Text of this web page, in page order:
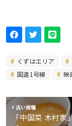
くずはエリア
国道1号線
映
古い投稿
「中国菜 木村